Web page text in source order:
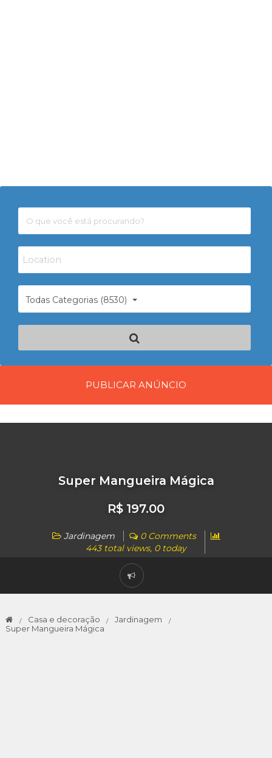
Todas Categorias (8530)
PUBLICAR ANÚNCIO
Super Mangueira Mágica
R$ 197.00
Jardinagem
0 Comments
443 total views, 0 today
Casa e decoração
Jardinagem
Super Mangueira Mágica